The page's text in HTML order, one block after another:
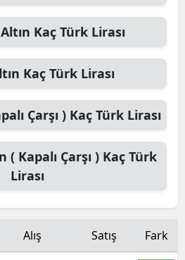
Kaç Türk Lirası
Kaç Türk Lirası
Çarşı )Kaç Türk Lirası
( Kapalı Çarşı )Kaç Türk
Lirası
Alış Satış Fark